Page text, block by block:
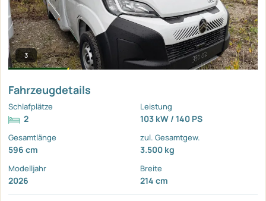
3
Fahrzeugdetails
Schlafplätze
2
Leistung
103 kW / 140 PS
Gesamtlänge
596 cm
zul. Gesamtgew.
3.500 kg
Modelljahr
2026
Breite
214 cm